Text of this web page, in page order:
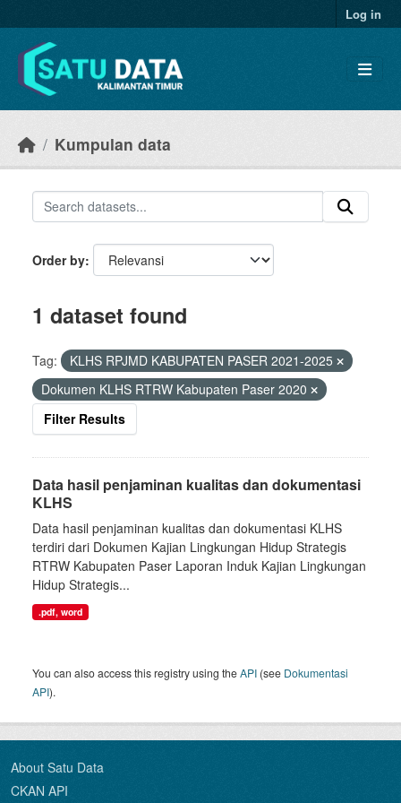
Log in
Kumpulan data
Order by
1 dataset found
Tag:
KLHS RPJMD KABUPATEN PASER 2021-2025
Dokumen KLHS RTRW Kabupaten Paser 2020
Filter Results
Data hasil penjaminan kualitas dan dokumentasi
KLHS
Data hasil penjaminan kualitas dan dokumentasi KLHS
terdiri dari Dokumen Kajian Lingkungan Hidup Strategis
RTRW Kabupaten Paser Laporan Induk Kajian Lingkungan
Hidup Strategis...
.pdf, word
You can also access this registry using theAPI (see Dokumentasi
API).
About Satu Data
CKAN API